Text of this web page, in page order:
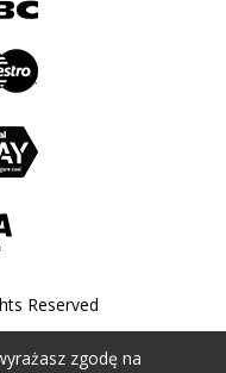
Reserved
zgodę na